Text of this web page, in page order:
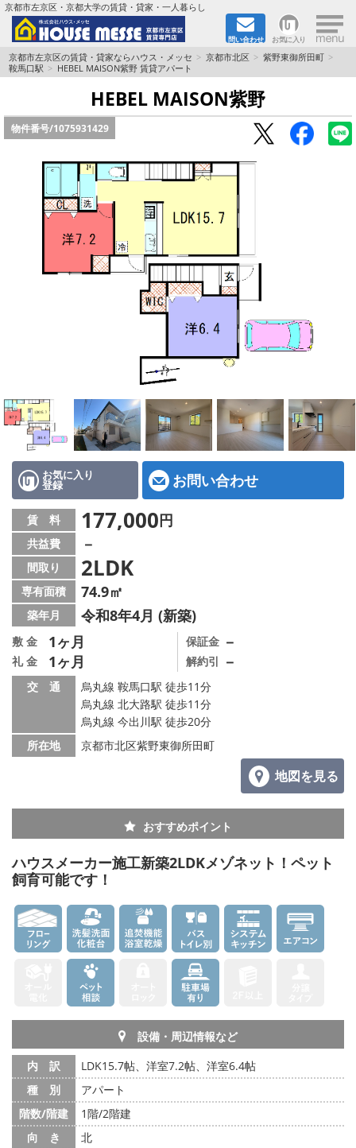
京都市左京区・京都大学の賃貸・貸家・一人暮らし
問い合わせ お気に入り ×
TOPページ
地域から検索
京都大学＆京都芸術大学生さんに
書類DL & 入居者さまへ
家族で住むならマンション？賃家？
ハウスメーカー施工特集！
路線·駅から探す
IT重説について
スタッフ紹介
賃貸管理の北白川店
店舗情報·アクセス
会社概要
メールでお問い合わせ
京都市左京区の賃貸・貸家ならハウス・メッセ 京都市北区
紫野東御所田町
鞍馬口駅
HEBEL MAISON紫野 賃貸アパート
HEBEL MAISON紫野
物件番号/1075931429
お気に入り
登録 お問い合わせ
賃 料 177,000円
共益費 －
間取り 2LDK
専有面積 74.9㎡
築年月 令和8年4月 (新築)
敷 金 1ヶ月
礼 金 1ヶ月
保証金 －
解約引 －
交 通
烏丸線 鞍馬口駅 徒歩11分
烏丸線 北大路駅 徒歩11分
烏丸線 今出川駅 徒歩20分
所在地
京都市北区紫野東御所田町
地図を見る
おすすめポイント
ハウスメーカー施工新築2LDKメゾネット！ペット
飼育可能です！
設備・周辺情報など
内 訳
LDK15.7帖、洋室7.2帖、洋室6.4帖
種 別
アパート
階数/階建
1階/2階建
向 き
北